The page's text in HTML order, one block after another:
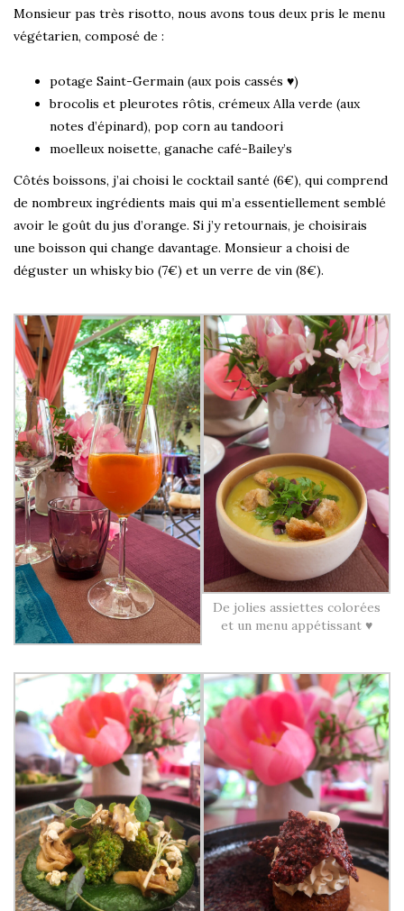
Monsieur pas très risotto, nous avons tous deux pris le menu
végétarien, composé de :
potage Saint-Germain (aux pois cassés ♥)
brocolis et pleurotes rôtis, crémeux Alla verde (aux
notes d’épinard), pop corn au tandoori
moelleux noisette, ganache café-Bailey’s
Côtés boissons, j’ai choisi le cocktail santé (6€), qui comprend
de nombreux ingrédients mais qui m’a essentiellement semblé
avoir le goût du jus d’orange. Si j’y retournais, je choisirais
une boisson qui change davantage. Monsieur a choisi de
déguster un whisky bio (7€) et un verre de vin (8€).
De jolies assiettes colorées
et un menu appétissant ♥